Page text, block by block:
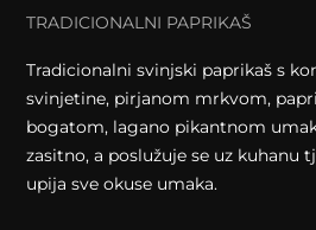
TRADICIONALNI PAPRIKAŠ
Tradicionalni svinjski paprikaš s
svinjetine, pirjanom mrkvom,
bogatom, lagano pikantnom
zasitno, a poslužuje se uz kuhanu
upija sve okuse umaka.